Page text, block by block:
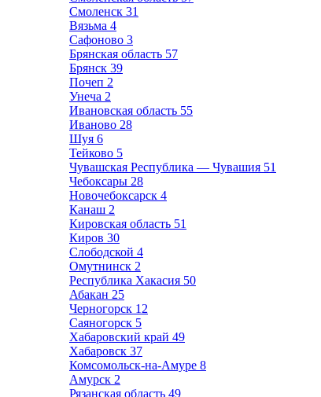
Смоленск 31
Вязьма 4
Сафоново 3
Брянская область 57
Брянск 39
Почеп 2
Унеча 2
Ивановская область 55
Иваново 28
Шуя 6
Тейково 5
Чувашская Республика — Чувашия 51
Чебоксары 28
Новочебоксарск 4
Канаш 2
Кировская область 51
Киров 30
Слободской 4
Омутнинск 2
Республика Хакасия 50
Абакан 25
Черногорск 12
Саяногорск 5
Хабаровский край 49
Хабаровск 37
Комсомольск-на-Амуре 8
Амурск 2
Рязанская область 49